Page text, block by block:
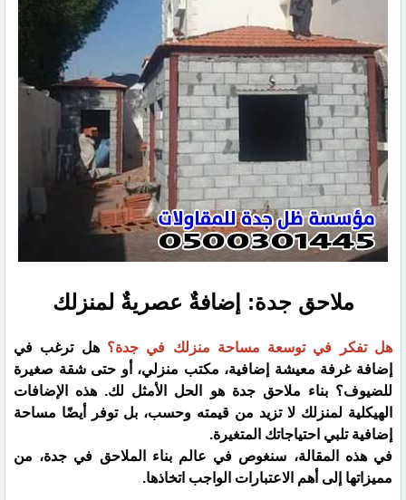
ملاحق جدة: إضافةٌ عصريةٌ لمنزلك
هل تفكر في توسعة مساحة منزلك في جدة؟ هل ترغب في
إضافة غرفة معيشة إضافية، مكتب منزلي، أو حتى شقة صغيرة
للضيوف؟ بناء ملاحق جدة هو الحل الأمثل لك. هذه الإضافات
الهيكلية لمنزلك لا تزيد من قيمته وحسب، بل توفر أيضًا مساحة
إضافية تلبي احتياجاتك المتغيرة.
​في هذه المقالة، سنغوص في عالم بناء الملاحق في جدة، من
مميزاتها إلى أهم الاعتبارات الواجب اتخاذها.